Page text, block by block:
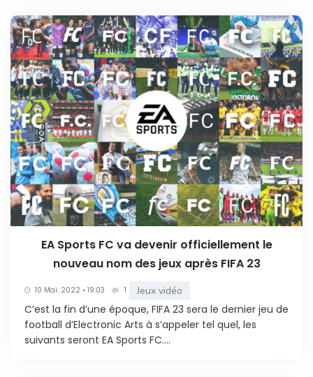
EA Sports FC va devenir officiellement le
nouveau nom des jeux après FIFA 23
10 Mai. 2022 • 19:03 1 Jeux vidéo
C’est la fin d’une époque, FIFA 23 sera le dernier jeu de
football d’Electronic Arts à s’appeler tel quel, les
suivants seront EA Sports FC....